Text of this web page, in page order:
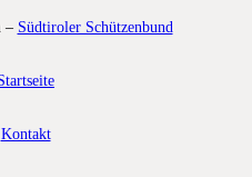
– Südtiroler Schützenbund
Kontakt